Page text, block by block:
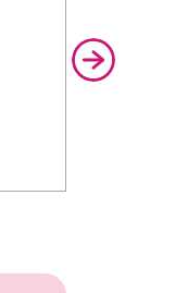
17:00 最大
通常料金